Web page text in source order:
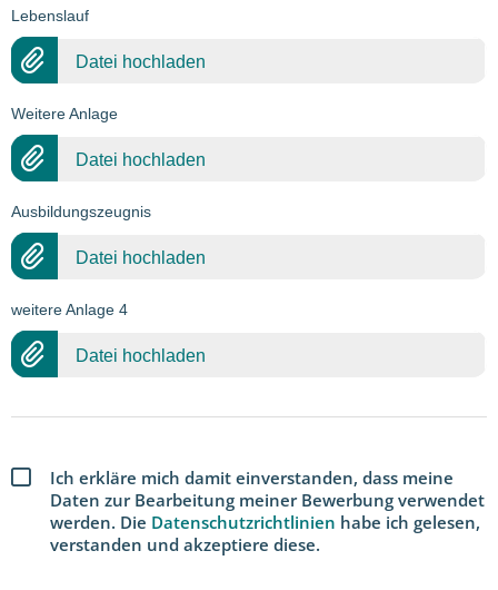
Lebenslauf
Datei hochladen
Weitere Anlage
Datei hochladen
Ausbildungszeugnis
Datei hochladen
weitere Anlage 4
Datei hochladen
Ich erkläre mich damit einverstanden, dass meine
Daten zur Bearbeitung meiner Bewerbung verwendet
werden. Die Datenschutzrichtlinien habe ich gelesen,
verstanden und akzeptiere diese.